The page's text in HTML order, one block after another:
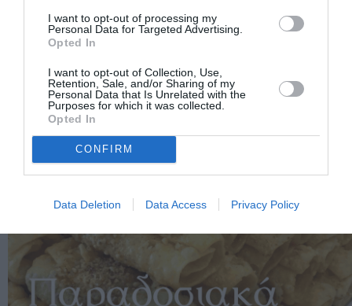
I want to opt-out of processing my
Personal Data for Targeted Advertising.
Opted In
I want to opt-out of Collection, Use,
Retention, Sale, and/or Sharing of my
Personal Data that Is Unrelated with the
Purposes for which it was collected.
Opted In
CONFIRM
Data Deletion Data Access Privacy Policy